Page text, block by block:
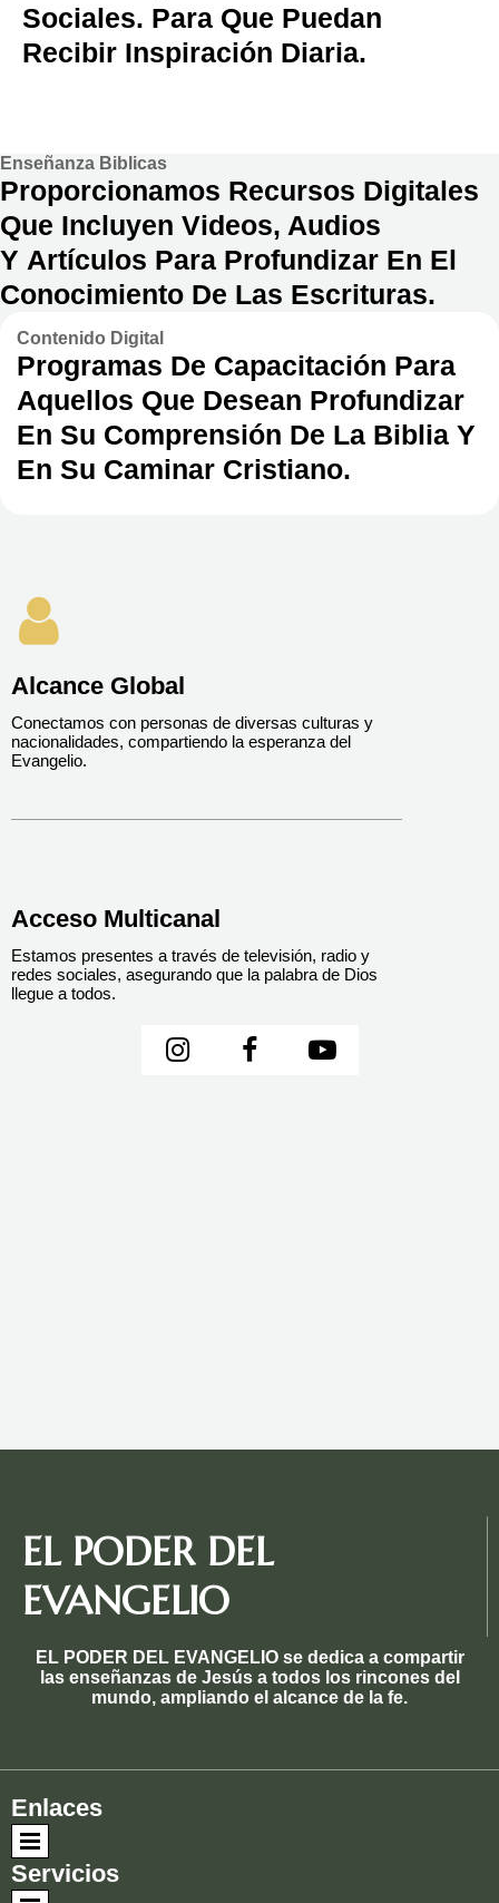
Sociales. Para Que Puedan
Recibir Inspiración Diaria.
Enseñanza Biblicas
Proporcionamos Recursos Digitales
Que Incluyen Videos, Audios
Y Artículos Para Profundizar En El
Conocimiento De Las Escrituras.
Contenido Digital
Programas De Capacitación Para
Aquellos Que Desean Profundizar
En Su Comprensión De La Biblia Y
En Su Caminar Cristiano.

Alcance Global
Conectamos con personas de diversas culturas y
nacionalidades, compartiendo la esperanza del
Evangelio.
Acceso Multicanal
Estamos presentes a través de televisión, radio y
redes sociales, asegurando que la palabra de Dios
llegue a todos.
  
EL PODER DEL
EVANGELIO
EL PODER DEL EVANGELIO se dedica a compartir
las enseñanzas de Jesús a todos los rincones del
mundo, ampliando el alcance de la fe.
Enlaces
Servicios